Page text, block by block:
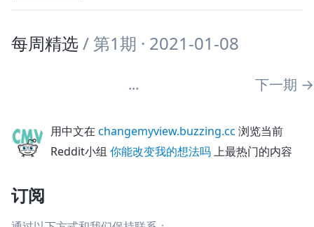
每周精选/ 第1期 · 2021-01-08
... 下一期 →
用中文在 changemyview.buzzing.cc 浏览当前
Reddit小组 你能改变我的想法吗上最热门的内容
订阅